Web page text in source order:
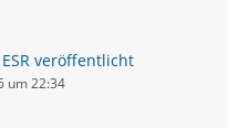
veröffentlicht
um 22:34